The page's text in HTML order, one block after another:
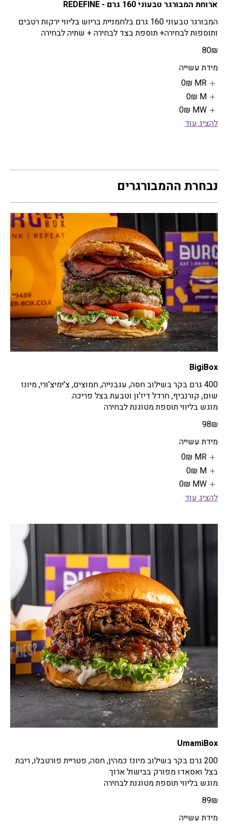
ארוחת המבורגר טבעוני 160 גרם - REDEFINE
המבורגר טבעוני 160 גרם בלחמניית בריוש בליווי ירקות רטבים
ותוספות לבחירה+ תוספת בצד לבחירה + שתיה לבחירה
‏80 ‏₪
מידת עשייה
MR
‏0 ‏₪
M
‏0 ‏₪
MW
‏0 ‏₪
להציג עוד
נבחרת ההמבורגרים
BigiBox
400 גרם בקר בשילוב חסה, עגבנייה, חמוצים, צ'ימיצ'ורי, מיונז
מוגש בליווי תוספת מטוגנת לבחירה
‏98 ‏₪
מידת עשייה
MR
‏0 ‏₪
M
‏0 ‏₪
MW
‏0 ‏₪
להציג עוד
UmamiBox
200 גרם בקר בשילוב מיונז כמהין, חסה, פטריית פורטבלו, ריבת
מוגש בליווי תוספת מטוגנת לבחירה
‏89 ‏₪
מידת עשייה